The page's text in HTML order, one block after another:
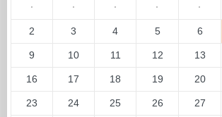
· · · · ·
2 3 4 5 6
9 10 11 12 13
16 17 18 19 20
23 24 25 26 27